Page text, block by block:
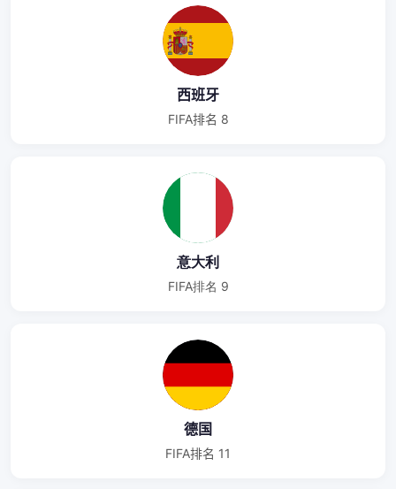
西班牙
FIFA排名 8
意大利
FIFA排名 9
德国
FIFA排名 11